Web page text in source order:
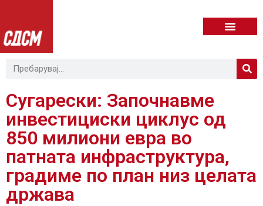
Сугарески: Започнавме
инвестициски циклус од
850 милиони евра во
патната инфраструктура,
градиме по план низ целата
држава